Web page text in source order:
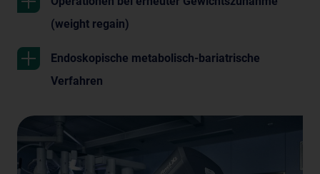
(weight regain)
Endoskopische metabolisch-bariatrische
Verfahren